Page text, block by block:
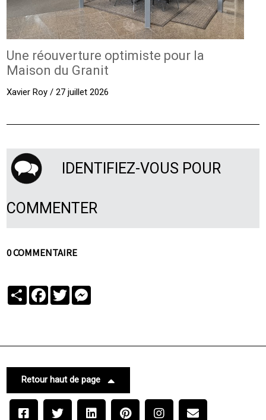
Une réouverture optimiste pour la
Maison du Granit
Xavier Roy / 27 juillet 2026
IDENTIFIEZ-VOUS POUR
COMMENTER
0 COMMENTAIRE
PartagerFacebook
Twitter
Retour haut de page